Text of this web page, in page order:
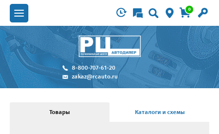
0
8-800-707-61-20
zakaz@rcauto.ru
Товары Каталоги и схемы